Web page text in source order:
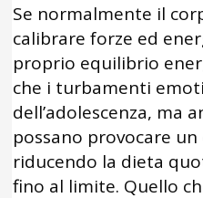
Se normalmente il
calibrare forze ed
proprio equilibrio
che i turbamenti
dell’adolescenza, ma
possano provocare un
riducendo la dieta
fino al limite. Quello